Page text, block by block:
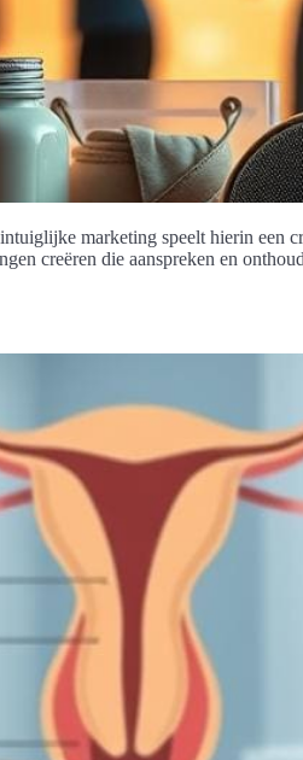
marketing speelt hierin een
creëren die aanspreken en